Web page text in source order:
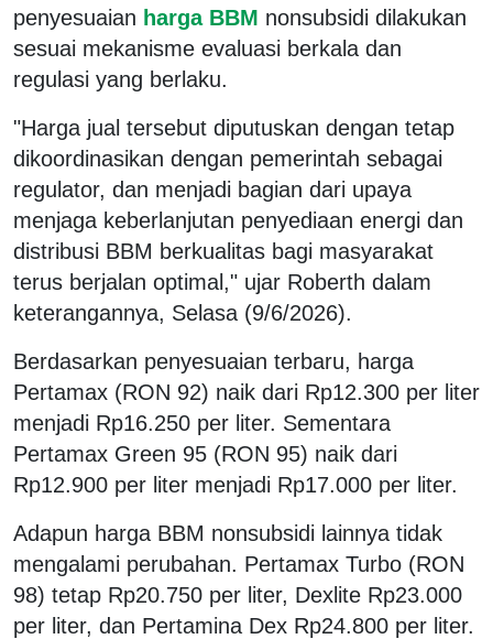
penyesuaian harga BBM nonsubsidi dilakukan
sesuai mekanisme evaluasi berkala dan
regulasi yang berlaku.
"Harga jual tersebut diputuskan dengan tetap
dikoordinasikan dengan pemerintah sebagai
regulator, dan menjadi bagian dari upaya
menjaga keberlanjutan penyediaan energi dan
distribusi BBM berkualitas bagi masyarakat
terus berjalan optimal," ujar Roberth dalam
keterangannya, Selasa (9/6/2026).
Berdasarkan penyesuaian terbaru, harga
Pertamax (RON 92) naik dari Rp12.300 per liter
menjadi Rp16.250 per liter. Sementara
Pertamax Green 95 (RON 95) naik dari
Rp12.900 per liter menjadi Rp17.000 per liter.
Adapun harga BBM nonsubsidi lainnya tidak
mengalami perubahan. Pertamax Turbo (RON
98) tetap Rp20.750 per liter, Dexlite Rp23.000
per liter, dan Pertamina Dex Rp24.800 per liter.